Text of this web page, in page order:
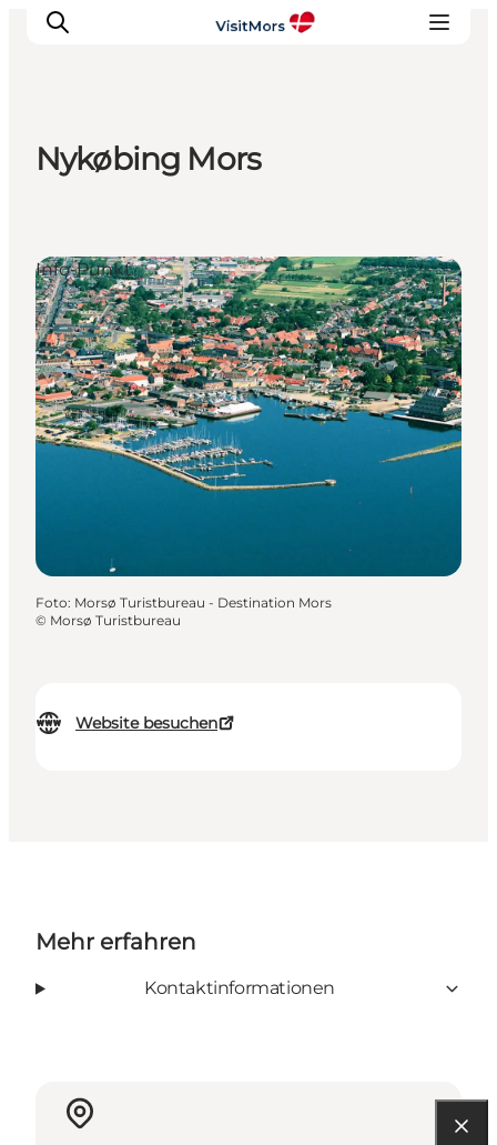
Infos über Mors
Unterkunft
Pauschalreisen / Urlaub
Planen Sie Ihre Reise
Nykøbing Mors
Website besuchen
Info-Punkt
Foto: Morsø Turistbureau - Destination Mors
© Morsø Turistbureau
Mehr erfahren
Kontaktinformationen